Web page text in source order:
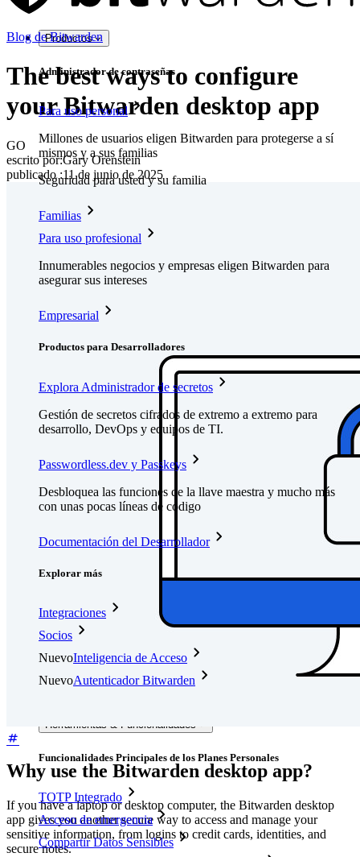
Productos
Administrador de contraseñas
Para uso personal
Millones de usuarios eligen Bitwarden para protegerse a sí
mismos y a sus familias
Seguridad para usted y su familia
Familias
Para uso profesional
Innumerables negocios y empresas eligen Bitwarden para
asegurar sus intereses
Empresarial
Productos para Desarrolladores
Explora Administrador de secretos
Gestión de secretos cifrados de extremo a extremo para
desarrollo, DevOps y equipos de TI.
Passwordless.dev y Passkeys
Desbloquea las funciones de la llave maestra y mucho más
con unas pocas líneas de código
Documentación del Desarrollador
Explorar más
Integraciones
Socios
NuevoInteligencia de Acceso
NuevoAutenticador Bitwarden
Herramientas & Funcionalidades
Funcionalidades Principales de los Planes Personales
TOTP Integrado
Acceso de emergencia
Compartir Datos Sensibles
Blog de Bitwarden
The best ways to configure
your Bitwarden desktop app
GO
escrito por:Gary Orenstein
publicado:11 de junio de 2025
Why use the Bitwarden desktop app?
If you have a laptop or desktop computer, the Bitwarden desktop
app gives you another secure way to access and manage your
sensitive information, from logins to credit cards, identities, and
secure notes.